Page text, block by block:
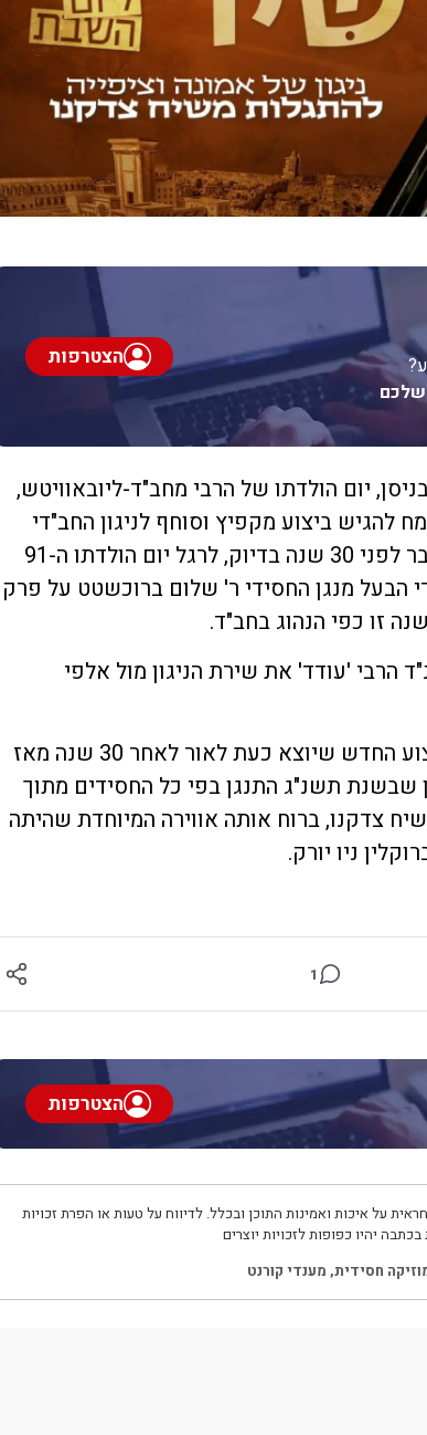
שלכם
הצטרפות
יום הולדתו של הרבי מחב"ד-ליובאוויטש,
להגיש ביצוע מקפיץ וסוחף לניגון החב"די
" שחובר לפני 30 שנה בדיוק, לרגל יום הולדתו ה-91
הבעל מנגן החסידי ר' שלום ברוכשטט על פרק
זו כפי הנהוג בחב"ד.
הרבי 'עודד' את שירת הניגון מול אלפי
זקני החסידים ששמעו על הביצוע החדש שיוצא כעת לאור לאחר 30 שנה מאז
שבשנת תשנ"ג התנגן בפי כל החסידים מתוך
צדקנו, ברוח אותה אווירה המיוחדת שהיתה
1
הצטרפות
על איכות ואמינות התוכן ובכלל. לדיווח על טעות או הפרת זכויות
יהיו כפופות לזכויות יוצרים
חסידית, מענדי קורנט